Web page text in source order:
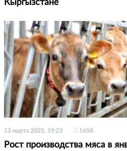
Кыргызстане
13 марта 2025, 19:23 1658
Рост производства мяса в